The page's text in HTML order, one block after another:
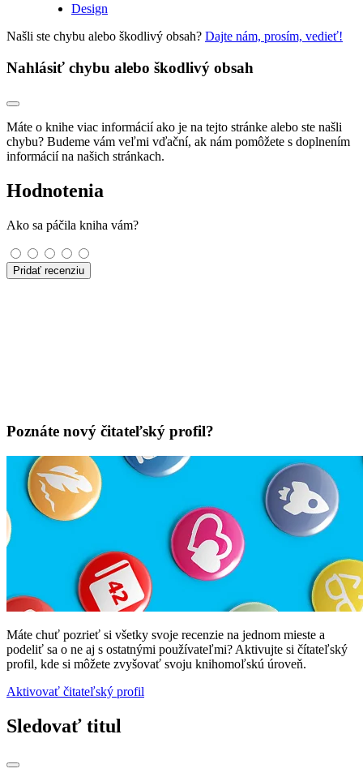
Design
Našli ste chybu alebo škodlivý obsah? Dajte nám, prosím, vedieť!
Nahlásiť chybu alebo škodlivý obsah
Máte o knihe viac informácií ako je na tejto stránke alebo ste našli
chybu? Budeme vám veľmi vďační, ak nám pomôžete s doplnením
informácií na našich stránkach.
Hodnotenia
Ako sa páčila kniha vám?
Pridať recenziu
Poznáte nový čitateľský profil?
Máte chuť pozrieť si všetky svoje recenzie na jednom mieste a
podeliť sa o ne aj s ostatnými používateľmi? Aktivujte si čítateľský
profil, kde si môžete zvyšovať svoju knihomoľskú úroveň.
Aktivovať čitateľský profil
Sledovať titul